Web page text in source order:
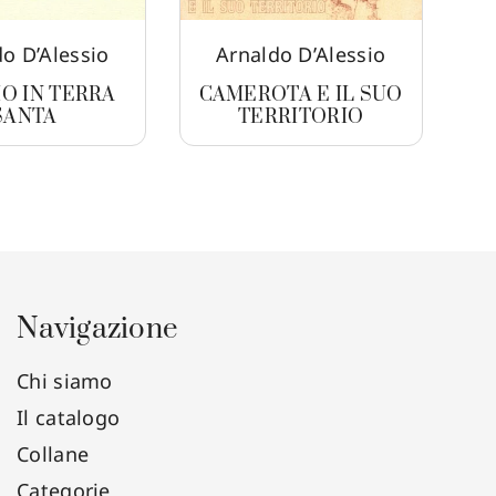
D’Alessio
IN TERRA
Arnaldo D’Alessio
CAMEROTA E IL SUO
TERRITORIO
Navigazione
Chi siamo
Il catalogo
Collane
Categorie